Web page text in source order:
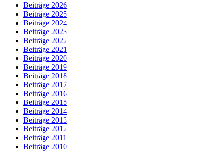
Beiträge 2026
Beiträge 2025
Beiträge 2024
Beiträge 2023
Beiträge 2022
Beiträge 2021
Beiträge 2020
Beiträge 2019
Beiträge 2018
Beiträge 2017
Beiträge 2016
Beiträge 2015
Beiträge 2014
Beiträge 2013
Beiträge 2012
Beiträge 2011
Beiträge 2010